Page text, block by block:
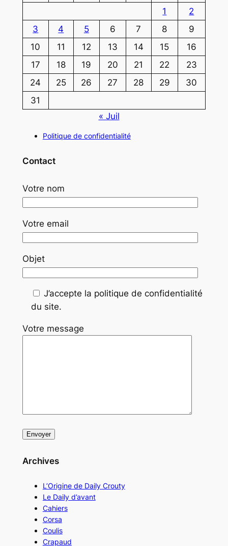
1
2
3
4 5 6 7 8
9
10
11 12 13 14 15
16
17
18 19 20 21 22
23
24
25 26 27 28 29
30
31
« Juil
Politique de confidentialité
Contact
Votre nom
Votre email
Objet
J’accepte la politique de confidentialité
du site.
Votre message
Archives
L’Origine de Daily Crouty
Le Daily d’avant
Cahiers
Corsa
Coulis
Crapaud